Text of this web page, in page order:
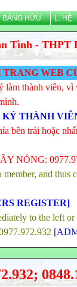
BẰNG HỮU L. HỆ
Tình - THPT
WEB CỦA
làm thành viên, vì
KÝ THÀNH
bên trái hoặc
NÓNG:
and thus
REGISTER]
to the left